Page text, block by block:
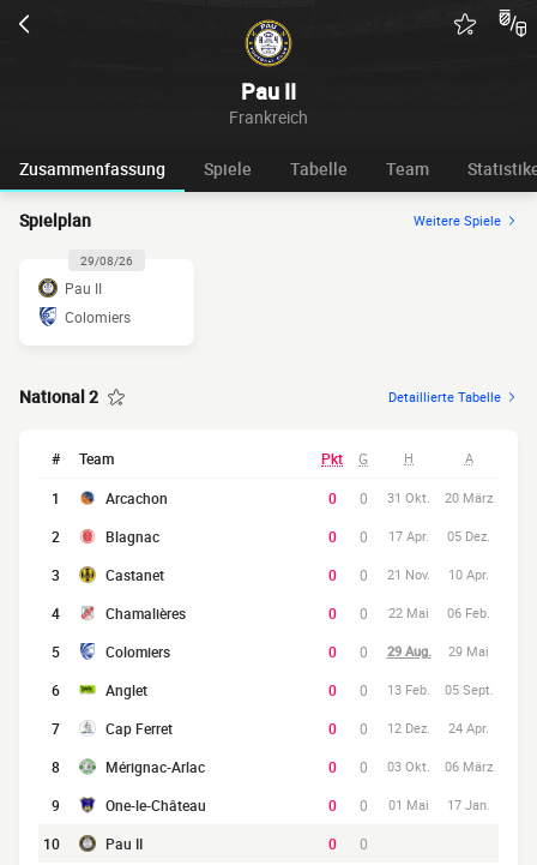
Pau II
Frankreich
Zusammenfassung Spiele Tabelle Team
Spielplan Weitere Spiele
29/08/26
Pau II
Colomiers
National 2 Detaillierte Tabelle
# Team Pkt G H A
1 Arcachon 0 0 31 Okt. 20 März
2 Blagnac 0 0 17 Apr. 05 Dez.
3 Castanet 0 0 21 Nov. 10 Apr.
4 Chamalières 0 0 22 Mai 06 Feb.
5 Colomiers 0 0 29 Aug. 29 Mai
6 Anglet 0 0 13 Feb. 05 Sept.
7 Cap Ferret 0 0 12 Dez. 24 Apr.
8 Mérignac-Arlac 0 0 03 Okt. 06 März
9 One-le-Château 0 0 01 Mai 17 Jan.
10 Pau II 0
0